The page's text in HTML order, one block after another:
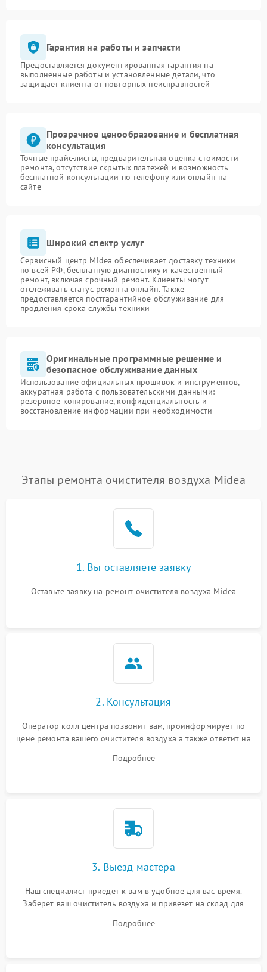
Гарантия на работы и запчасти
Предоставляется документированная гарантия на
выполненные работы и установленные детали, что
защищает клиента от повторных неисправностей
Прозрачное ценообразование и бесплатная
консультация
Точные прайс-листы, предварительная оценка стоимости
ремонта, отсутствие скрытых платежей и возможность
бесплатной консультации по телефону или онлайн на
сайте
Широкий спектр услуг
Сервисный центр Midea обеспечивает доставку техники
по всей РФ, бесплатную диагностику и качественный
ремонт, включая срочный ремонт. Клиенты могут
отслеживать статус ремонта онлайн. Также
предоставляется постгарантийное обслуживание для
продления срока службы техники
Оригинальные программные решение и
безопасное обслуживание данных
Использование официальных прошивок и инструментов,
аккуратная работа с пользовательскими данными:
резервное копирование, конфиденциальность и
восстановление информации при необходимости
Этапы ремонта очистителя воздуха Midea
1. Вы оставляете заявку
Оставьте заявку на ремонт очистителя воздуха Midea
2. Консультация
Оператор колл центра позвонит вам, проинформирует по
цене ремонта вашего очистителя воздуха а также ответит на
Подробнее
3. Выезд мастера
Наш специалист приедет к вам в удобное для вас время.
Заберет ваш очиститель воздуха и привезет на склад для
Подробнее